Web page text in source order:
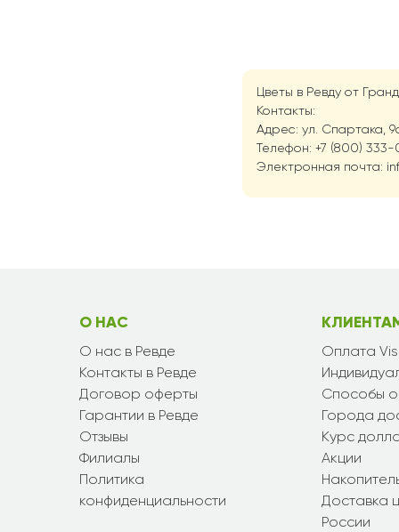
Цветы в Ревду от
Контакты:
Адрес: ул. Спартака,
Телефон: +7 (800) 333-
Электронная почта:
О НАС
О нас в Ревде
Контакты в Ревде
Договор оферты
Гарантии в Ревде
Отзывы
Филиалы
Политика
конфиденциальности
Оплата
Способы
Города
Курс
Акции
Доставка
России